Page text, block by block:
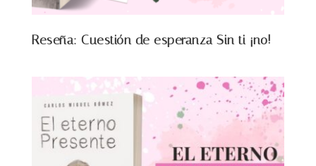
Reseña: Cuestión de esperanza Sin ti ¡no!